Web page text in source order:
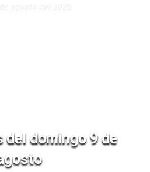
domingo 9 de